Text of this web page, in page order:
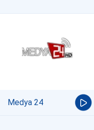
Medya 24